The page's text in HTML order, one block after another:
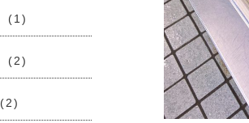
(1)
(2)
(2)